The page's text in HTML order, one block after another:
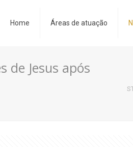
Home Áreas de atuação
de Jesus após